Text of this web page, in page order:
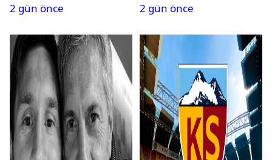
2 gün önce
2 gün önce